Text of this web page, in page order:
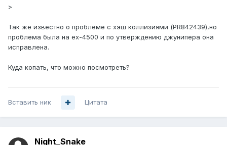
>
Так же известно о проблеме с хэш коллизиями (PR842439),но
проблема была на ex-4500 и по утверждению джунипера она
исправлена.
Куда копать, что можно посмотреть?
Вставить ник Цитата
Night_Snake